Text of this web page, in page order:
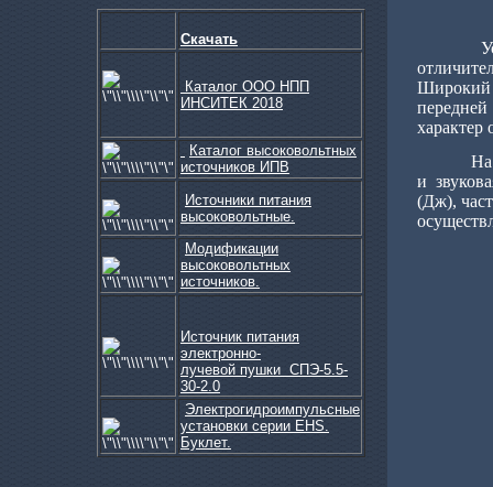
Система визуализации и ко...
Источники питания потенци...
Скачать
Каталог ООО НПП
ИНСИТЕК 2018
Каталог высоковольтных
источников ИПВ
Источники питания
высоковольтные.
Модификации
высоковольтных
источников.
Источник питания
электронно-
лучевой пушки СПЭ-5.5-
30-2.0
Электрогидроимпульсные
установки серии EHS.
Буклет.
Широкий
характер
На
и
(Дж),